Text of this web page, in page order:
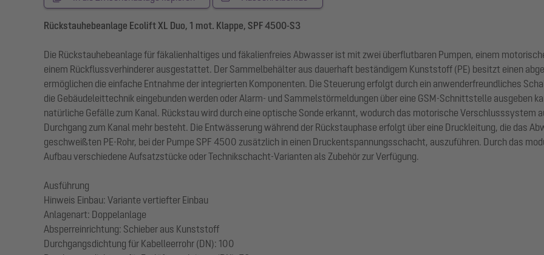
Rückstauhebeanlage Ecolift XL Duo, 1 mot. Klappe, SPF 4500-S3
Die Rückstauhebeanlage für fäkalienhaltiges und fäkalienfreies Abwasser ist mit zwei überflutbaren Pumpen, einem
einem Rückflussverhinderer ausgestattet. Der Sammelbehälter aus dauerhaft beständigem Kunststoff (PE) besitzt einen
ermöglichen die einfache Entnahme der integrierten Komponenten. Die Steuerung erfolgt durch ein anwenderfreundliches
die Gebäudeleittechnik eingebunden werden oder Alarm- und Sammelstörmeldungen über eine GSM-Schnittstelle ausgeben
natürliche Gefälle zum Kanal. Rückstau wird durch eine optische Sonde erkannt, wodurch das motorische Verschlusssystem
Durchgang zum Kanal mehr besteht. Die Entwässerung während der Rückstauphase erfolgt über eine Druckleitung, die das
geschweißten PE-Rohr, bei der Pumpe SPF 4500 zusätzlich in einen Druckentspannungsschacht, auszuführen. Durch das
Aufbau verschiedene Aufsatzstücke oder Technikschacht-Varianten als Zubehör zur Verfügung.
Ausführung
Hinweis Einbau: Variante vertiefter Einbau
Anlagenart: Doppelanlage
Absperreinrichtung: Schieber aus Kunststoff
Durchgangsdichtung für Kabelleerrohr (DN): 100